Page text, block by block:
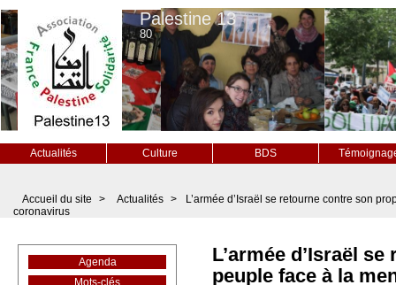
Palestine 13
80
Actualités Culture BDS
Accueil du site > Actualités >
L’armée d’Israël se retourne contre son
coronavirus
L’armée d’Israël
peuple face à la
Agenda
Mots-clés